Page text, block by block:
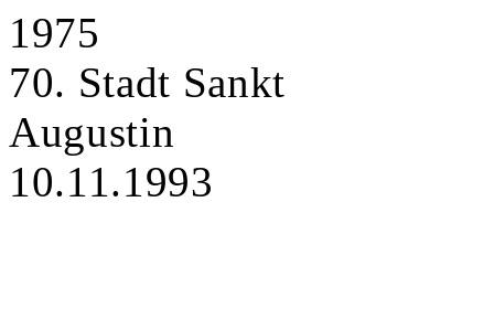
1975
70. Stadt Sankt
Augustin
10.11.1993